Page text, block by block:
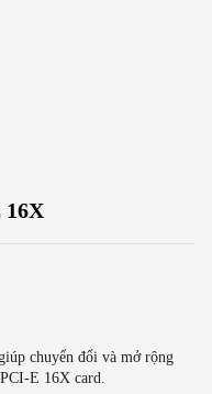
16X
chuyển đổi và mở rộng
E 16X card.